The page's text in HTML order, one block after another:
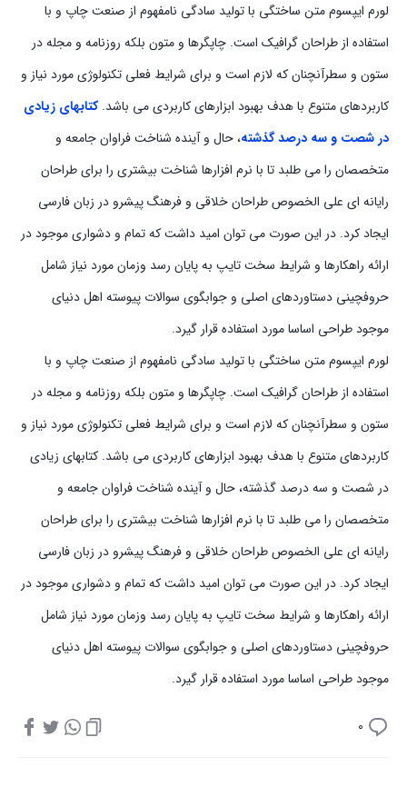
لورم ایپسوم متن ساختگی با تولید سادگی نامفهوم از صنعت چاپ و با
استفاده از طراحان گرافیک است. چاپگرها و متون بلکه روزنامه و مجله در
ستون و سطرآنچنان که لازم است و برای شرایط فعلی تکنولوژی مورد نیاز و
کاربردهای متنوع با هدف بهبود ابزارهای کاربردی می باشد.کتابهای زیادی
در شصت و سه درصد گذشته، حال و آینده شناخت فراوان جامعه و
متخصصان را می طلبد تا با نرم افزارها شناخت بیشتری را برای طراحان
رایانه ای علی الخصوص طراحان خلاقی و فرهنگ پیشرو در زبان فارسی
ایجاد کرد. در این صورت می توان امید داشت که تمام و دشواری موجود در
ارائه راهکارها و شرایط سخت تایپ به پایان رسد وزمان مورد نیاز شامل
حروفچینی دستاوردهای اصلی و جوابگوی سوالات پیوسته اهل دنیای
موجود طراحی اساسا مورد استفاده قرار گیرد.
لورم ایپسوم متن ساختگی با تولید سادگی نامفهوم از صنعت چاپ و با
استفاده از طراحان گرافیک است. چاپگرها و متون بلکه روزنامه و مجله در
ستون و سطرآنچنان که لازم است و برای شرایط فعلی تکنولوژی مورد نیاز و
کاربردهای متنوع با هدف بهبود ابزارهای کاربردی می باشد. کتابهای زیادی
در شصت و سه درصد گذشته، حال و آینده شناخت فراوان جامعه و
متخصصان را می طلبد تا با نرم افزارها شناخت بیشتری را برای طراحان
رایانه ای علی الخصوص طراحان خلاقی و فرهنگ پیشرو در زبان فارسی
ایجاد کرد. در این صورت می توان امید داشت که تمام و دشواری موجود در
ارائه راهکارها و شرایط سخت تایپ به پایان رسد وزمان مورد نیاز شامل
حروفچینی دستاوردهای اصلی و جوابگوی سوالات پیوسته اهل دنیای
موجود طراحی اساسا مورد استفاده قرار گیرد.
0